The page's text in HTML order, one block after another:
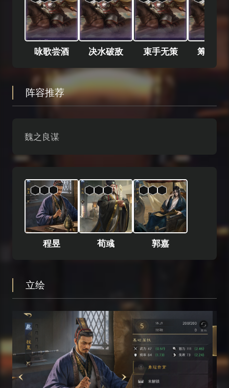
咏歌尝酒 决水破敌 束手无策 筹划良
阵容推荐
魏之良谋
程昱 荀彧 郭嘉
立绘